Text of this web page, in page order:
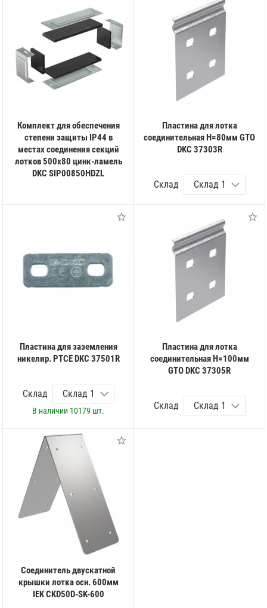
Комплект для обеспечения
степени защиты IP44 в
местах соединения секций
лотков 500х80 цинк-ламель
DKC SIP00850HDZL
Пластина для лотка
соединительная H=80мм GTO
DKC 37303R
Склад
Пластина для заземления
никелир. PTCE DKC 37501R
Склад
В наличии 10179 шт.
Пластина для лотка
соединительная H=100мм
GTO DKC 37305R
Склад
Соединитель двускатной
крышки лотка осн. 600мм
IEK CKD50D-SK-600